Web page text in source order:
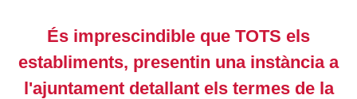
És imprescindible que TOTS els
establiments, presentin una instància a
l'ajuntament detallant els termes de la